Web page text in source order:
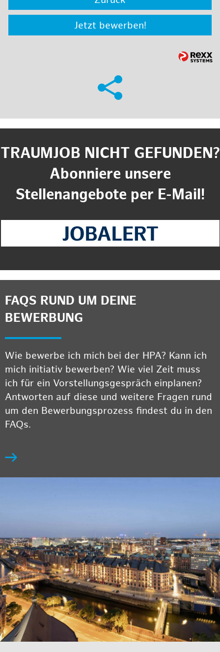
Jetzt bewerben!
TRAUMJOB NICHT GEFUNDEN?
Abonniere unsere
Stellenangebote per E-Mail!
FAQS RUND UM DEINE
BEWERBUNG
Wie bewerbe ich mich bei der HPA? Kann ich
mich initiativ bewerben? Wie viel Zeit muss
ich für ein Vorstellungsgespräch einplanen?
Antworten auf diese und weitere Fragen rund
um den Bewerbungsprozess findest du in den
FAQs.